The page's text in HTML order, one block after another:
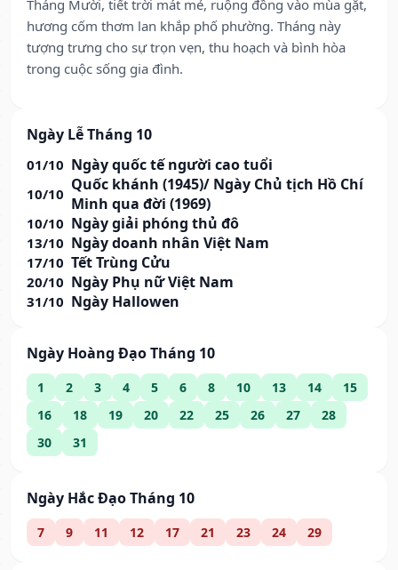
Tháng Mười, tiết trời mát mẻ, ruộng đồng vào mùa gặt,
hương cốm thơm lan khắp phố phường. Tháng này
tượng trưng cho sự trọn vẹn, thu hoạch và bình hòa
trong cuộc sống gia đình.
Ngày Lễ Tháng 10
01/10 Ngày quốc tế người cao tuổi
10/10 Quốc khánh (1945)/ Ngày Chủ tịch Hồ Chí
Minh qua đời (1969)
10/10 Ngày giải phóng thủ đô
13/10 Ngày doanh nhân Việt Nam
17/10 Tết Trùng Cửu
20/10 Ngày Phụ nữ Việt Nam
31/10 Ngày Hallowen
Ngày Hoàng Đạo Tháng 10
1 2 3 4 5 6 8 10 13 14
15
16
18 19 20 22 25 26 27
28
30
31
Ngày Hắc Đạo Tháng 10
7 9 11 12 17 21 23 24 29